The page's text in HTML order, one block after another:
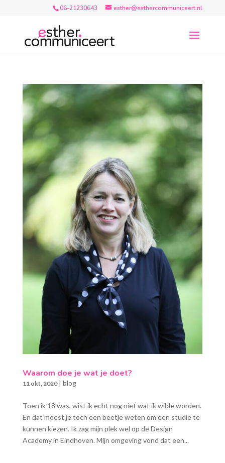
06-21230643 esther@esthercommuniceert.nl
Waarom doe je wat je doet?
11 okt, 2020| blog
Toen ik 18 was, wist ik echt nog niet wat ik wilde worden.
En dat moest je toch een beetje weten om een studie te
kunnen kiezen. Ik zag mijn plek wel op de Design
Academy in Eindhoven. Mijn omgeving vond dat een...